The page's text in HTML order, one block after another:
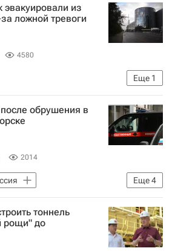
Эталон
Жилье
эвакуировали из
ложной тревоги
4580
Еще 1
обрушения в
2014
Еще4
(Подмосковье)
России (СК РФ)
тоннель
рощи" до